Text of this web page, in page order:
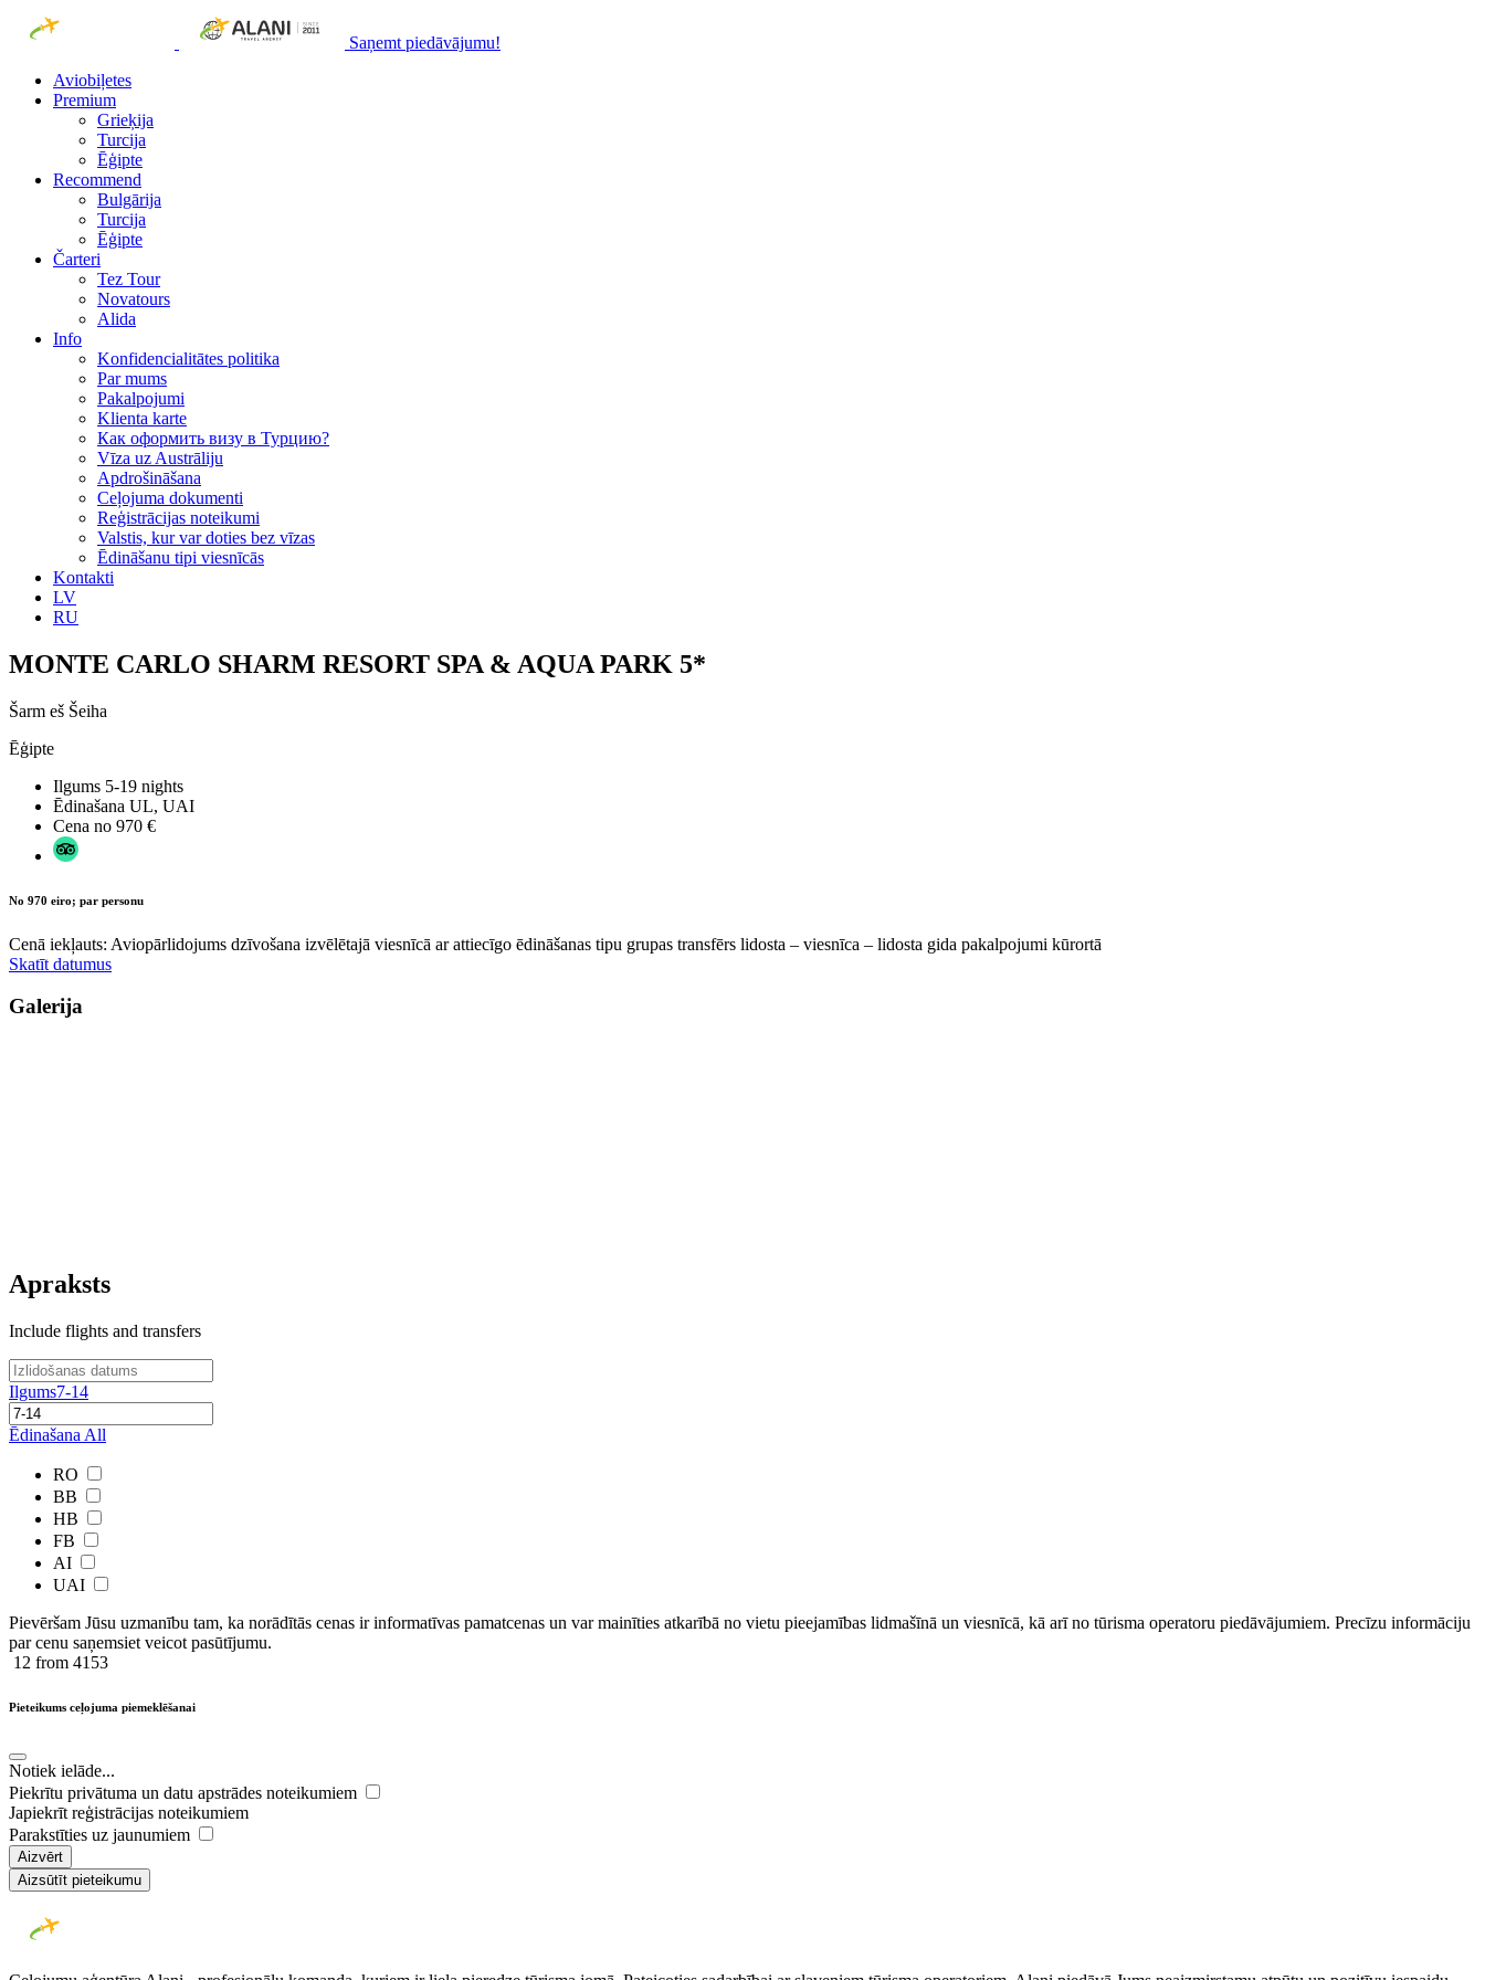
Saņemt piedāvājumu!
Aviobiļetes
Premium
Grieķija
Turcija
Ēģipte
Recommend
Bulgārija
Turcija
Ēģipte
Čarteri
Tez Tour
Novatours
Alida
Info
Konfidencialitātes politika
Par mums
Рakalpojumi
Klienta karte
Как оформить визу в Турцию?
Vīza uz Austrāliju
Apdrošināšana
Ceļojuma dokumenti
Reģistrācijas noteikumi
Valstis, kur var doties bez vīzas
Ēdināšanu tipi viesnīcās
Kontakti
LV
RU
MONTE CARLO SHARM RESORT SPA & AQUA PARK 5*
Šarm eš Šeiha
Ēģipte
Ilgums 5-19 nights
Ēdinašana UL, UAI
Cena no 970 €
No 970 eiro; par personu
Cenā iekļauts: Aviopārlidojums dzīvošana izvēlētajā viesnīcā ar attiecīgo ēdināšanas tipu grupas transfērs lidosta – viesnīca – lidosta gida pakalpojumi kūrortā
Skatīt datumus
Galerija
Apraksts
Include flights and transfers
Ilgums7-14
Ēdinašana All
RO
BB
HB
FB
AI
UAI
Pievēršam Jūsu uzmanību tam, ka norādītās cenas ir ​informatīvas ​pamatcenas un var mainīties atkarībā ​no ​vietu pieejamības lidmašīnā un viesnīcā, kā arī no tūrisma operatoru piedāvājumiem. Precīzu informāciju
par cenu saņemsiet veicot pasūtījumu.
12 from 4153
Pieteikums ceļojuma piemeklēšanai
Notiek ielāde...
Piekrītu privātuma un datu apstrādes noteikumiem
Japiekrīt reģistrācijas noteikumiem
Parakstīties uz jaunumiem
Aizvērt
Aizsūtīt pieteikumu